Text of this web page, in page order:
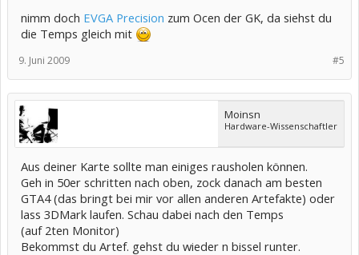
nimm doch EVGA Precision zum Ocen der GK, da siehst du
die Temps gleich mit
#5
9. Juni 2009
Moinsn
Hardware-Wissenschaftler
Aus deiner Karte sollte man einiges rausholen können.
Geh in 50er schritten nach oben, zock danach am besten
GTA4 (das bringt bei mir vor allen anderen Artefakte) oder
lass 3DMark laufen. Schau dabei nach den Temps
(auf 2ten Monitor)
Bekommst du Artef. gehst du wieder n bissel runter.